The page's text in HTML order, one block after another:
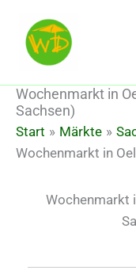
Inhalt
springen
Wochenmarkt in
Sachsen)
Start Märkte
Wochenmarkt in
Wochenmarkt